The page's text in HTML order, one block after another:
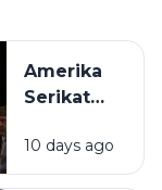
Amerika
Serikat
Menunda
Serangan
10 days ago